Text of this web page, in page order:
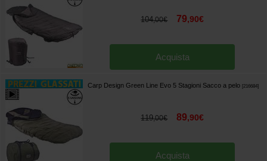
104,00€ 79,90€
Acquista
Carp Design Green Line Evo 5 Stagioni Sacco a pelo [216684]
119,00€ 89,90€
Acquista